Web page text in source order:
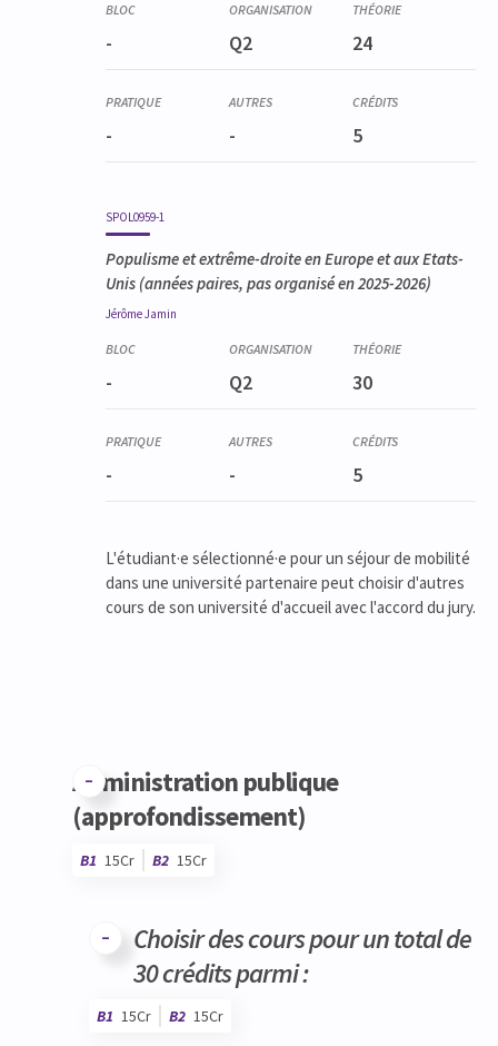
- Q2 24
- - 5
SPOL0959-1
Populisme et extrême-droite en Europe et aux Etats-
Unis (années paires, pas organisé en 2025-2026)
JérômeJamin
- Q2 30
- - 5
L'étudiant·e sélectionné·e pour un séjour de mobilité
dans une université partenaire peut choisir d'autres
cours de son université d'accueil avec l'accord du jury.
Administration publique
(approfondissement)
B1 15Cr B2 15Cr
Choisir des cours pour un total de
30 crédits parmi :
B1 15Cr B2 15Cr